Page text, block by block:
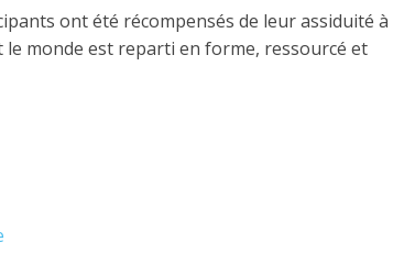
ont été récompensés de leur assiduité à
le monde est reparti en forme, ressourcé et